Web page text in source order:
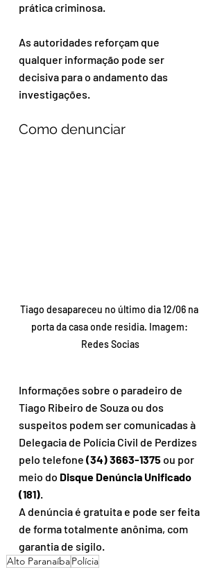
prática criminosa.
As autoridades reforçam que
qualquer informação pode ser
decisiva para o andamento das
investigações.
Como denunciar
Tiago desapareceu no último dia 12/06 na
porta da casa onde residia. Imagem:
Redes Socias
Informações sobre o paradeiro de
Tiago Ribeiro de Souza ou dos
suspeitos podem ser comunicadas à
Delegacia de Polícia Civil de Perdizes
pelo telefone (34) 3663-1375 ou por
meio do Disque Denúncia Unificado
(181)
A denúncia é gratuita e pode ser feita
de forma totalmente anônima, com
garantia de sigilo.
Alto ParanaíbaPolícia